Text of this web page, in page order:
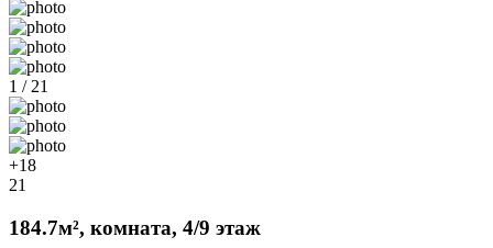
1 / 21
+18
21
184.7м², комната, 4/9 этаж